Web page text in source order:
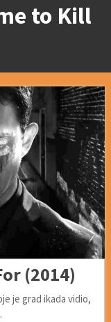
to Kill
(2014)
je grad ikada vidio,